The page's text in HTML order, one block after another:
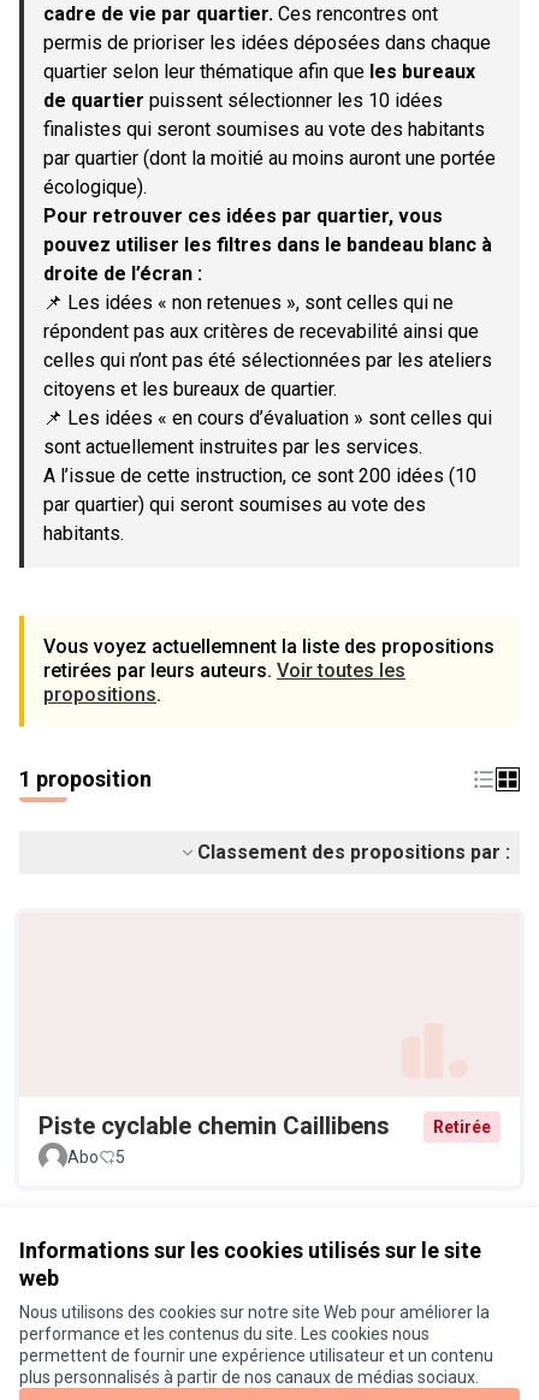
Informations sur les cookies utilisés sur le site
web
Nous utilisons des cookies sur notre site Web pour améliorer la
performance et les contenus du site. Les cookies nous
permettent de fournir une expérience utilisateur et un contenu
plus personnalisés à partir de nos canaux de médias sociaux.
cadre de vie par quartier. Ces rencontres ont
permis de prioriser les idées déposées dans chaque
quartier selon leur thématique afin que les bureaux
de quartier puissent sélectionner les 10 idées
finalistes qui seront soumises au vote des habitants
par quartier (dont la moitié au moins auront une portée
écologique).
Pour retrouver ces idées par quartier, vous
pouvez utiliser les filtres dans le bandeau blanc à
droite de l’écran :
📌 Les idées « non retenues », sont celles qui ne
répondent pas aux critères de recevabilité ainsi que
celles qui n’ont pas été sélectionnées par les ateliers
citoyens et les bureaux de quartier.
📌 Les idées « en cours d’évaluation » sont celles qui
sont actuellement instruites par les services.
A l’issue de cette instruction, ce sont 200 idées (10
par quartier) qui seront soumises au vote des
habitants.
Vous voyez actuellemnent la liste des propositions
retirées par leurs auteurs. Voir toutes les
propositions.
1 proposition
Classement des propositions par :
Piste cyclable chemin Caillibens
Retirée
Abo
5
Conditions d'utilisation
Paramètres des cookies
Je participe ! sur X
Je participe ! sur Facebook
Je participe ! sur Instagram